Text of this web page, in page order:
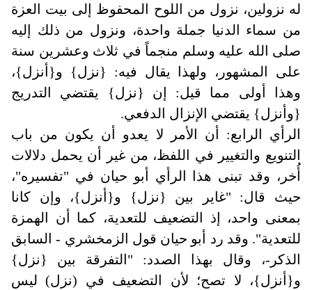
له نزولين، نزول من اللوح المحفوظ إلى بيت العزة
من سماء الدنيا جملة واحدة، ونزول من ذلك إليه
صلى الله عليه وسلم منجماً في ثلاث وعشرين سنة
على المشهور، ولهذا يقال فيه: {نزل} و{أنزل}،
وهذا أولى مما قيل: إن {نزل} يقتضي التدريج
{وأنزل} يقتضي الإنزال الدفعي.
الرأي الرابع: أن الأمر لا يعدو أن يكون من باب
التنويع والتغيير في اللفظ، من غير أن يحمل دلالات
أُخر، وقد تبنى هذا الرأي أبو حيان في "تفسيره"،
حيث قال: "غاير بين {نزل} و{أنزل}، وإن كانا
بمعنى واحد، إذ التضعيف للتعدية، كما أن الهمزة
للتعدية". وقد رد أبو حيان قول الزمخشري - السابق
الذكر-، وقال بهذا الصدد: "التفرقة بين {نزل}
و{أنزل}، لا تصح؛ لأن التضعيف في (نزل) ليس